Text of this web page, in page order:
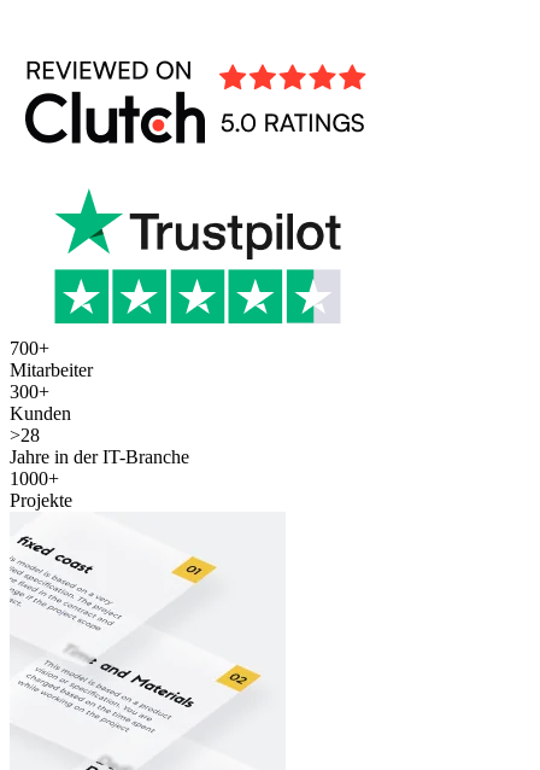
700+
Mitarbeiter
300+
Kunden
>28
Jahre in der IT-Branche
1000+
Projekte